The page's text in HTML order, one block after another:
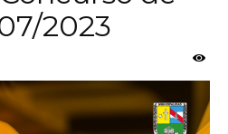
2023